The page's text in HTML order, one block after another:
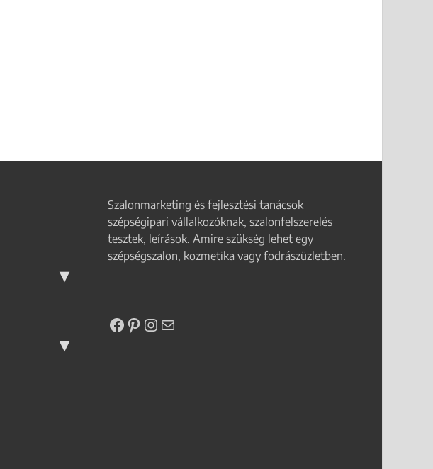
Szalonmarketing és fejlesztési tanácsok
szépségipari vállalkozóknak, szalonfelszerelés
tesztek, leírások. Amire szükség lehet egy
szépségszalon, kozmetika vagy fodrászüzletben.